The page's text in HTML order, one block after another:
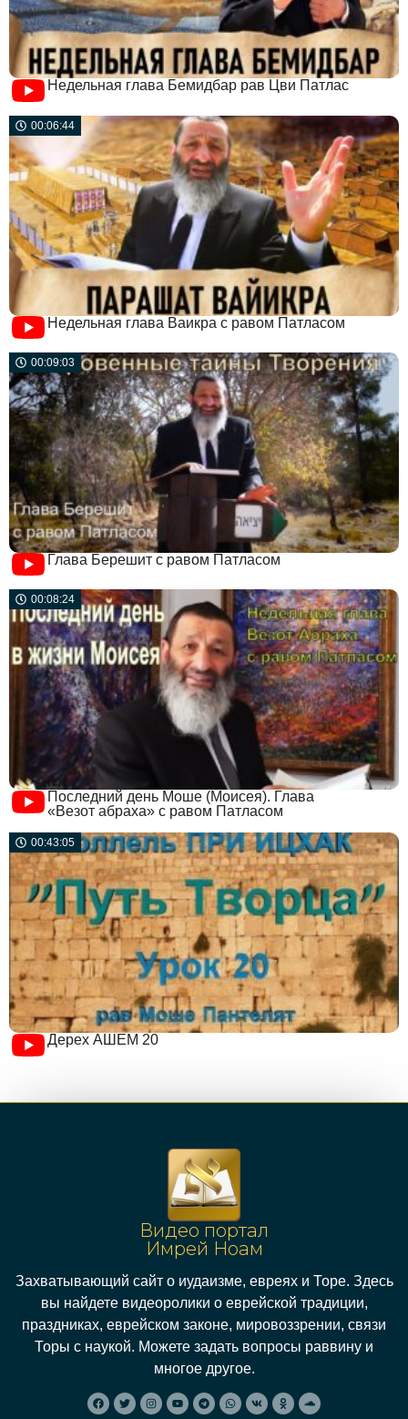
Недельная глава Бемидбар рав Цви Патлас
00:06:44
Недельная глава Ваикра с равом Патласом
00:09:03
Глава Берешит с равом Патласом
00:08:24
Последний день Моше (Моисея). Глава
«Везот абраха» с равом Патласом
00:43:05
Дерех АШЕМ 20
Видео портал
Имрей Ноам
Захватывающий сайт о иудаизме, евреях и Торе. Здесь
вы найдете видеоролики о еврейской традиции,
праздниках, еврейском законе, мировоззрении, связи
Торы с наукой. Можете задать вопросы раввину и
многое другое.